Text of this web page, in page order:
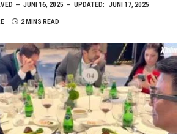
JUNI 16, 2025 UPDATED: JUNI 17, 2025
2 MINS READ